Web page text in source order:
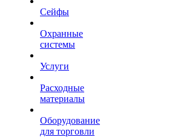
Сейфы
Охранные
системы
Услуги
Расходные
материалы
Оборудование
для торговли